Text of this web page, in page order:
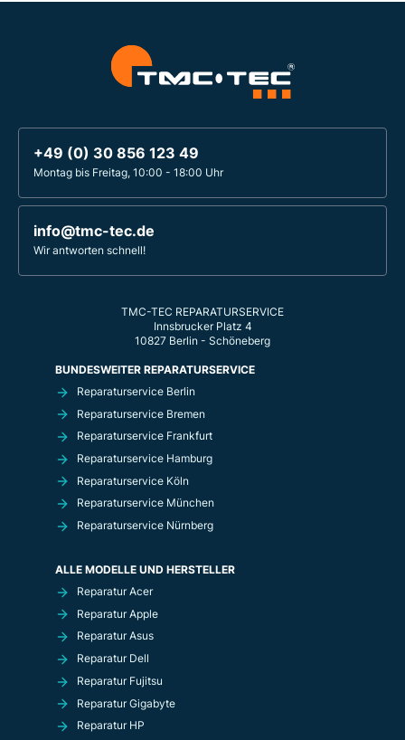
+49 (0) 30 856 123 49
Montag bis Freitag, 10:00 - 18:00 Uhr
info@tmc-tec.de
Wir antworten schnell!
TMC-TEC REPARATURSERVICE
Innsbrucker Platz 4
10827 Berlin - Schöneberg
BUNDESWEITER REPARATURSERVICE
Reparaturservice Berlin
Reparaturservice Bremen
Reparaturservice Frankfurt
Reparaturservice Hamburg
Reparaturservice Köln
Reparaturservice München
Reparaturservice Nürnberg
ALLE MODELLE UND HERSTELLER
Reparatur Acer
Reparatur Apple
Reparatur Asus
Reparatur Dell
Reparatur Fujitsu
Reparatur Gigabyte
Reparatur HP